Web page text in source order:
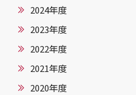
2024年度
2023年度
2022年度
2021年度
2020年度